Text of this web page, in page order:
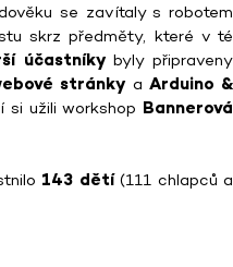
se zavítaly s robotem
skrz předměty, které v té
účastníkybyly připraveny
stránky a Arduino &
užili workshop Bannerová
143 dětí(111 chlapců a